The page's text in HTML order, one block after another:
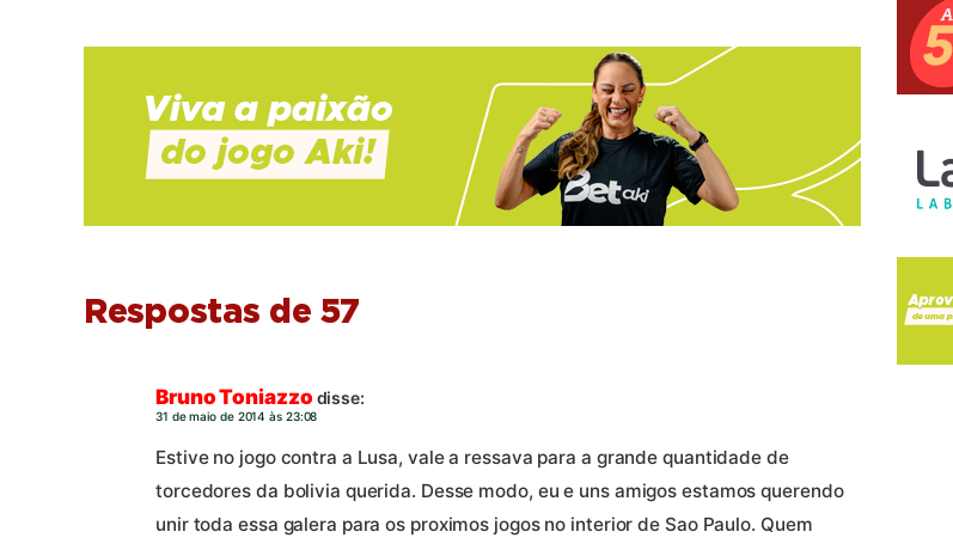
Respostas de 57
Bruno Toniazzo disse:
31 de maio de 2014 às 23:08
Estive no jogo contra a Lusa, vale a ressava para a grande quantidade de
torcedores da bolivia querida. Desse modo, eu e uns amigos estamos querendo
unir toda essa galera para os proximos jogos no interior de Sao Paulo. Quem